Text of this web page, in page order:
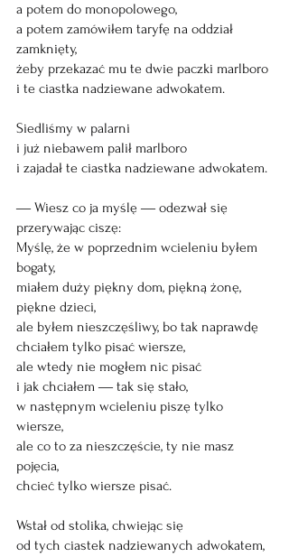
a potem do monopolowego,
a potem zamówiłem taryfę na oddział
zamknięty,
żeby przekazać mu te dwie paczki marlboro
i te ciastka nadziewane adwokatem.
Siedliśmy w palarni
i już niebawem palił marlboro
i zajadał te ciastka nadziewane adwokatem.
― Wiesz co ja myślę ― odezwał się
przerywając ciszę:
Myślę, że w poprzednim wcieleniu byłem
bogaty,
miałem duży piękny dom, piękną żonę,
piękne dzieci,
ale byłem nieszczęśliwy, bo tak naprawdę
chciałem tylko pisać wiersze,
ale wtedy nie mogłem nic pisać
i jak chciałem ― tak się stało,
w następnym wcieleniu piszę tylko
wiersze,
ale co to za nieszczęście, ty nie masz
pojęcia,
chcieć tylko wiersze pisać.
Wstał od stolika, chwiejąc się
od tych ciastek nadziewanych adwokatem,